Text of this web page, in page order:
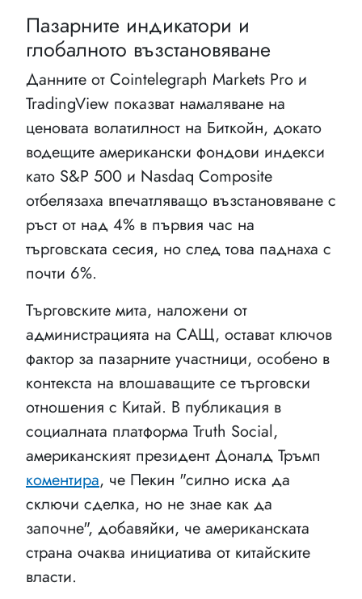
Пазарните индикатори и
глобалното възстановяване
Данните от Cointelegraph Markets Pro и
TradingView показват намаляване на
ценовата волатилност на Биткойн, докато
водещите американски фондови индекси
като S&P 500 и Nasdaq Composite
отбелязаха впечатляващо възстановяване с
ръст от над 4% в първия час на
търговската сесия, но след това паднаха с
почти 6%.
Търговските мита, наложени от
администрацията на САЩ, остават ключов
фактор за пазарните участници, особено в
контекста на влошаващите се търговски
отношения с Китай. В публикация в
социалната платформа Truth Social,
американският президент Доналд Тръмп
коментира, че Пекин "силно иска да
сключи сделка, но не знае как да
започне", добавяйки, че американската
страна очаква инициатива от китайските
власти.